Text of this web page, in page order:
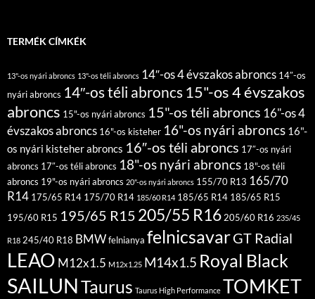
TERMÉK CÍMKÉK
13"-os nyári abroncs 13"-os téli abroncs 14″-os 4 évszakos abroncs 14″-os
nyári abroncs 14″-os téli abroncs15"-os 4 évszakos
abroncs 15"-os nyári abroncs 15"-os téli abroncs 16"-os 4
évszakos abroncs 16"-os kisteher 16"-os nyári abroncs 16"-
os nyári kisteher abroncs 16″-os téli abroncs 17″-os nyári
abroncs 17″-os téli abroncs 18"-os nyári abroncs 18"-os téli
abroncs 19"-os nyári abroncs 20"-os nyári abroncs 155/70 R13 165/70
R14 175/65 R14 175/70 R14 185/60 R14 185/65 R14 185/65 R15
195/60 R15 195/65 R15 205/55 R16 205/60 R16 235/45
R18 245/40 R18 BMWfelnianya felnicsavarGT Radial
LEAO M12x1.5 M12x1.25 M14x1.5 Royal Black
SAILUNTaurus Taurus High Performance TOMKET